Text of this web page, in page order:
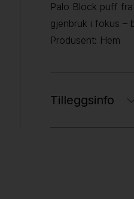
Palo Block puff
gjenbruk i fokus –
Produsent: Hem
Tilleggsinfo